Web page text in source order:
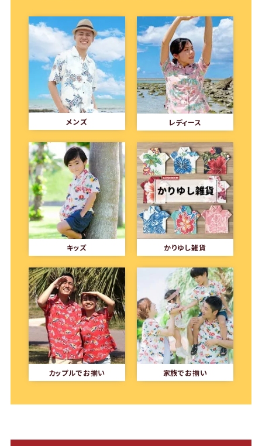
メンズ レディース
キッズ かりゆし雑貨
カップルでお揃い 家族でお揃い